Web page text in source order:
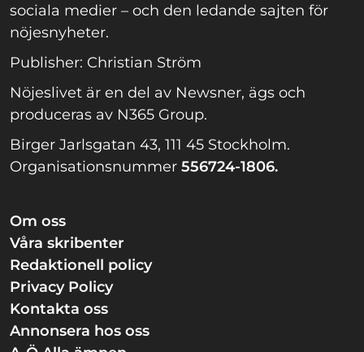
sociala medier – och den ledande sajten för
nöjesnyheter.
Publisher: Christian Ström
Nöjeslivet är en del av Newsner, ägs och
produceras av N365 Group.
Birger Jarlsgatan 43, 111 45 Stockholm.
Organisationsnummer 556724-1806.
Om oss
Våra skribenter
Redaktionell policy
Privacy Policy
Kontakta oss
Annonsera hos oss